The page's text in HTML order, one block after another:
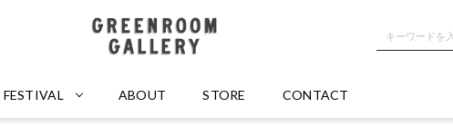
FESTIVAL ABOUT STORE CONTACT